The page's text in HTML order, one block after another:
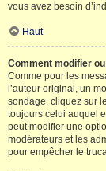
vous avez besoin
Haut
Comment modifier
Comme pour les
l’auteur original, un
sondage, cliquez sur
toujours celui auquel
peut modifier une
modérateurs et les
pour empêcher le